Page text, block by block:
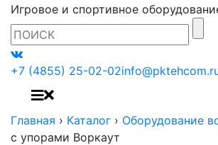
Игровое и спортивное
+7 (4855) 25-02-02
Главная › Каталог › Оборудование
с упорами Воркаут